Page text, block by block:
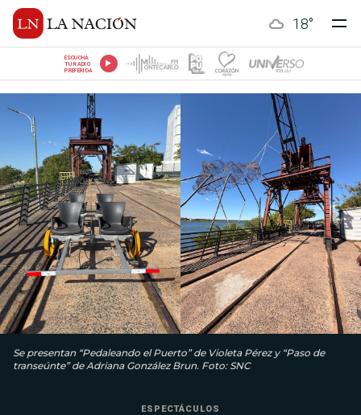
18°
ESCUCHÁ
TU RADIO
PREFERIDA
Se presentan “Pedaleando el Puerto” de Violeta Pérez y “Paso de
transeúnte” de Adriana González Brun. Foto: SNC
ESPECTÁCULOS